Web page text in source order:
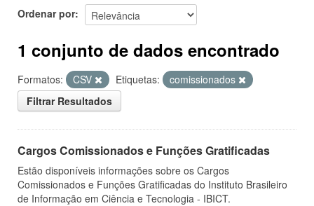
Ordenar por
1 conjunto de dados encontrado
Formatos: CSV Etiquetas:
comissionados
Filtrar Resultados
Cargos Comissionados e Funções Gratificadas
Estão disponíveis informações sobre os Cargos
Comissionados e Funções Gratificadas do Instituto Brasileiro
de Informação em Ciência e Tecnologia - IBICT.